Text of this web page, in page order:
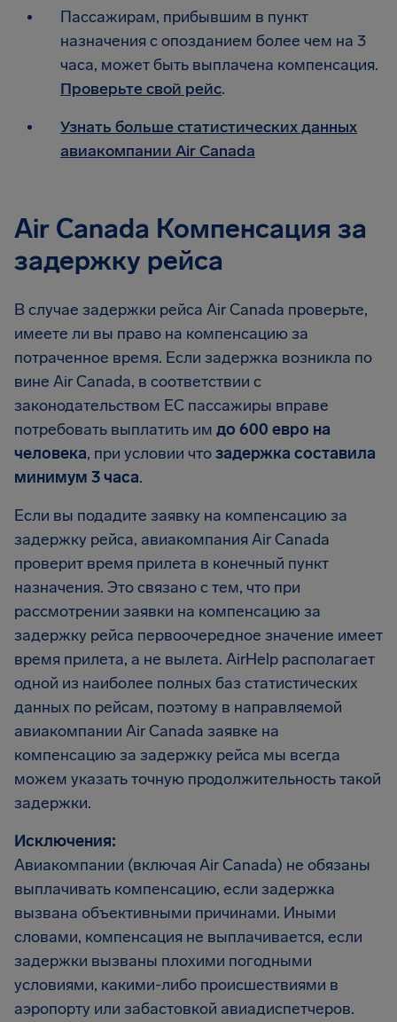
Пассажирам, прибывшим в пункт
назначения с опозданием более чем на 3
часа, может быть выплачена компенсация.
Проверьте свой рейс.
Узнать больше статистических данных
авиакомпании Air Canada
Air Canada Компенсация за
задержку рейса
В случае задержки рейса Air Canada проверьте,
имеете ли вы право на компенсацию за
потраченное время. Если задержка возникла по
вине Air Canada, в соответствии с
законодательством ЕС пассажиры вправе
потребовать выплатить им до 600 евро на
человека, при условии чтозадержка составила
минимум 3 часа.
Если вы подадите заявку на компенсацию за
задержку рейса, авиакомпания Air Canada
проверит время прилета в конечный пункт
назначения. Это связано с тем, что при
рассмотрении заявки на компенсацию за
задержку рейса первоочередное значение имеет
время прилета, а не вылета. AirHelp располагает
одной из наиболее полных баз статистических
данных по рейсам, поэтому в направляемой
авиакомпании Air Canada заявке на
компенсацию за задержку рейса мы всегда
можем указать точную продолжительность такой
задержки.
Исключения:
Авиакомпании (включая Air Canada) не обязаны
выплачивать компенсацию, если задержка
вызвана объективными причинами. Иными
словами, компенсация не выплачивается, если
задержки вызваны плохими погодными
условиями, какими-либо происшествиями в
аэропорту или забастовкой авиадиспетчеров.